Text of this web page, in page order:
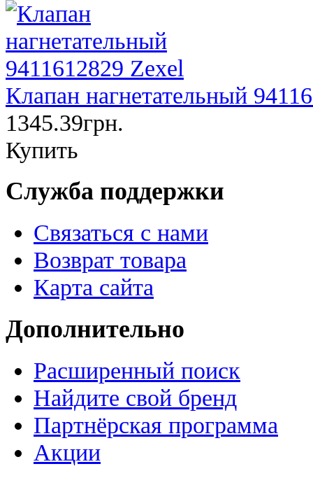
Клапан нагнетательный
1345.39грн.
Купить
Служба поддержки
Связаться с нами
Возврат товара
Карта сайта
Дополнительно
Расширенный поиск
Найдите свой бренд
Партнёрская программа
Акции